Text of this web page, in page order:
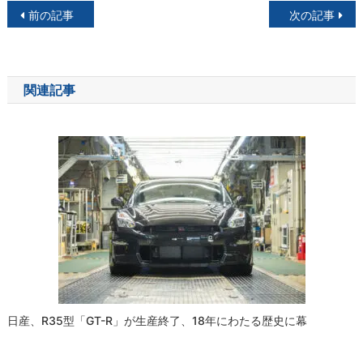
投
ナ
ビ
前の記事 次の記事
関連記事
日産、R35型「GT-R」が生産終了、18年にわたる歴史に幕